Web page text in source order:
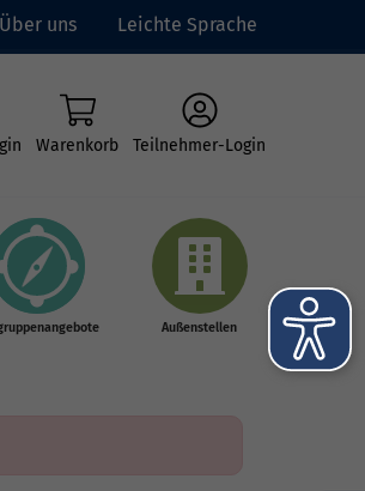
Über uns Leichte Sprache
Warenkorb Teilnehmer-Login
Außenstellen